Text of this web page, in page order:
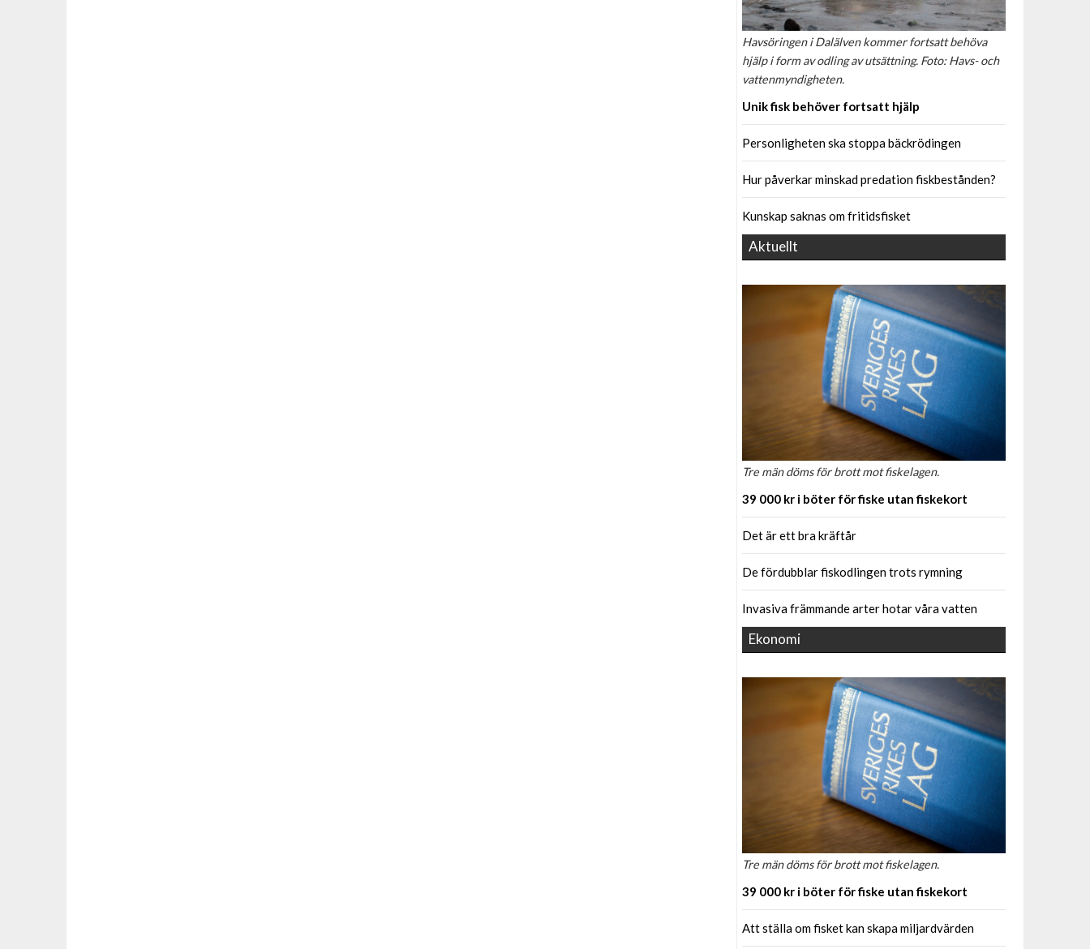
Havsöringen i Dalälven kommer fortsatt behöva
hjälp i form av odling av utsättning. Foto: Havs- och
vattenmyndigheten.
Unik fisk behöver fortsatt hjälp
Personligheten ska stoppa bäckrödingen
Hur påverkar minskad predation fiskbestånden?
Kunskap saknas om fritidsfisket
Aktuellt
Tre män döms för brott mot fiskelagen.
39 000 kr i böter för fiske utan fiskekort
Det är ett bra kräftår
De fördubblar fiskodlingen trots rymning
Invasiva främmande arter hotar våra vatten
Ekonomi
Tre män döms för brott mot fiskelagen.
39 000 kr i böter för fiske utan fiskekort
Att ställa om fisket kan skapa miljardvärden